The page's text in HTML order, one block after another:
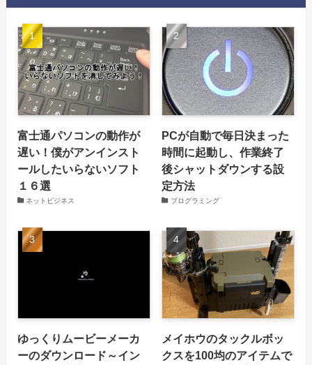
富士通パソコンの動作が
遅い！僕がアンインスト
ールしたいらないソフト
１６選
ネットビジネス
PCが自動で毎日決まった
時間に起動し、作業終了
後シャットダウンする設
定方法
プログラミング
ゆっくりムービーメーカ
ーのダウンロード～イン
メイホウのタックルボッ
クスを100均のアイテムで